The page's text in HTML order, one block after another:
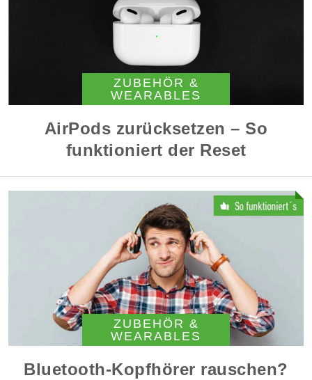
ZUBEHÖR &
WEARABLES
AirPods zurücksetzen – So
funktioniert der Reset
ZUBEHÖR &
WEARABLES
Bluetooth-Kopfhörer rauschen?